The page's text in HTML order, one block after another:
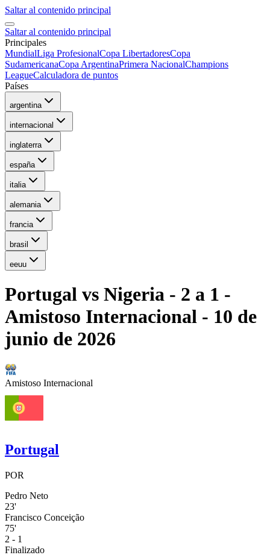
Saltar al contenido principal
Saltar al contenido principal
Principales
MundialLiga ProfesionalCopa LibertadoresCopa
SudamericanaCopa ArgentinaPrimera NacionalChampions
LeagueCalculadora de puntos
Países
argentina
internacional
inglaterra
españa
italia
alemania
francia
brasil
eeuu
Portugal vs Nigeria - 2 a 1 -
Amistoso Internacional - 10 de
junio de 2026
Amistoso Internacional
Portugal
POR
Pedro Neto
23'
Francisco Conceição
75'
2 - 1
Finalizado